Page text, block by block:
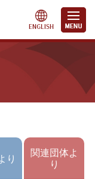
り
関連団体よ
り